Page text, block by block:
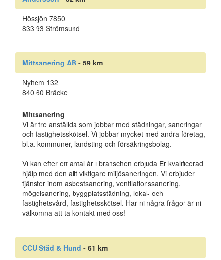
Hössjön 7850
833 93 Strömsund
Mittsanering AB - 59 km
Nyhem 132
840 60 Bräcke
Mittsanering
Vi är tre anställda som jobbar med städningar, saneringar
och fastighetsskötsel. Vi jobbar mycket med andra företag,
bl.a. kommuner, landsting och försäkringsbolag.
Vi kan efter ett antal år i branschen erbjuda Er kvalificerad
hjälp med den allt viktigare miljösaneringen. Vi erbjuder
tjänster inom asbestsanering, ventilationssanering,
mögelsanering, byggplatsstädning, lokal- och
fastighetsvård, fastighetsskötsel. Har ni några frågor är ni
välkomna att ta kontakt med oss!
CCU Städ & Hund - 61 km